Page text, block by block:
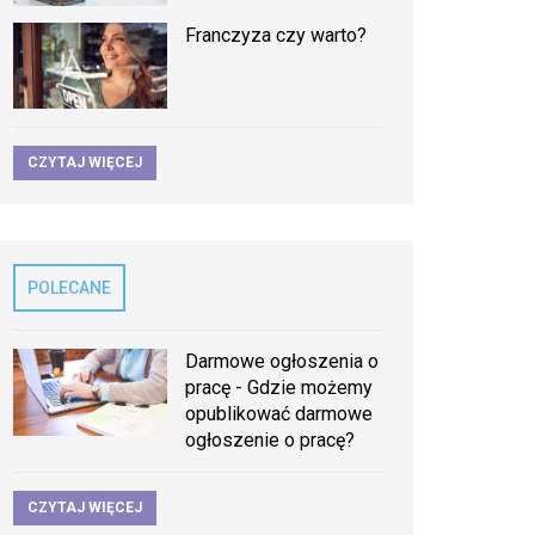
Franczyza czy warto?
CZYTAJ WIĘCEJ
POLECANE
Darmowe ogłoszenia o
pracę - Gdzie możemy
opublikować darmowe
ogłoszenie o pracę?
CZYTAJ WIĘCEJ